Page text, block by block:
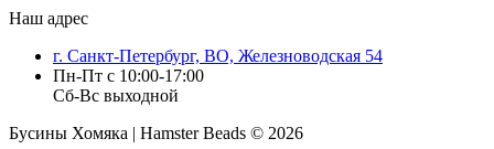
Наш адрес
г. Санкт-Петербург, ВО, Железноводская 54
Пн-Пт с 10:00-17:00
Сб-Вс выходной
Бусины Хомяка | Hamster Beads © 2026